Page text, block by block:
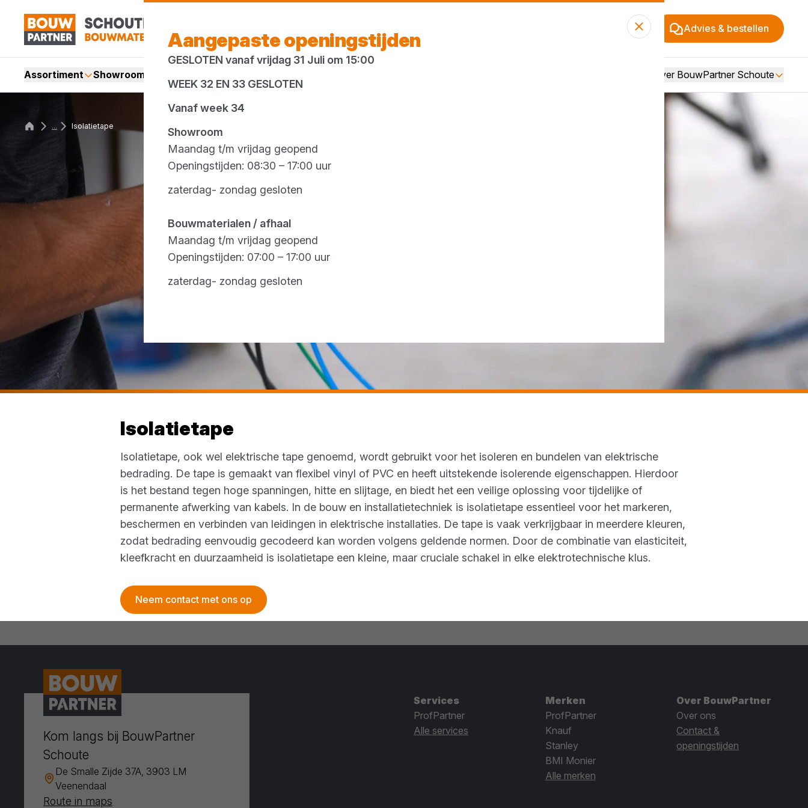
Advies & bestellen
Assortiment Showroom Over BouwPartner Schoute
... Isolatietape
Isolatietape
Isolatietape, ook wel elektrische tape genoemd, wordt gebruikt voor het isoleren en bundelen van elektrische
bedrading. De tape is gemaakt van flexibel vinyl of PVC en heeft uitstekende isolerende eigenschappen. Hierdoor
is het bestand tegen hoge spanningen, hitte en slijtage, en biedt het een veilige oplossing voor tijdelijke of
permanente afwerking van kabels. In de bouw en installatietechniek is isolatietape essentieel voor het markeren,
beschermen en verbinden van leidingen in elektrische installaties. De tape is vaak verkrijgbaar in meerdere kleuren,
zodat bedrading eenvoudig gecodeerd kan worden volgens geldende normen. Door de combinatie van elasticiteit,
kleefkracht en duurzaamheid is isolatietape een kleine, maar cruciale schakel in elke elektrotechnische klus.
Neem contact met ons op
Aangepaste openingstijden
GESLOTEN vanaf vrijdag 31 Juli om 15:00
WEEK 32 EN 33 GESLOTEN
Vanaf week 34
Showroom
Maandag t/m vrijdag geopend
Openingstijden: 08:30 – 17:00 uur
zaterdag- zondag gesloten
Bouwmaterialen / afhaal
Maandag t/m vrijdag geopend
Openingstijden: 07:00 – 17:00 uur
zaterdag- zondag gesloten
Kom langs bij BouwPartner
Schoute
De Smalle Zijde 37A, 3903 LM
Veenendaal
Route in maps
Services
ProfPartner
Alle services
Merken
ProfPartner
Knauf
Stanley
BMI Monier
Alle merken
Over BouwPartner
Over ons
Contact &
openingstijden